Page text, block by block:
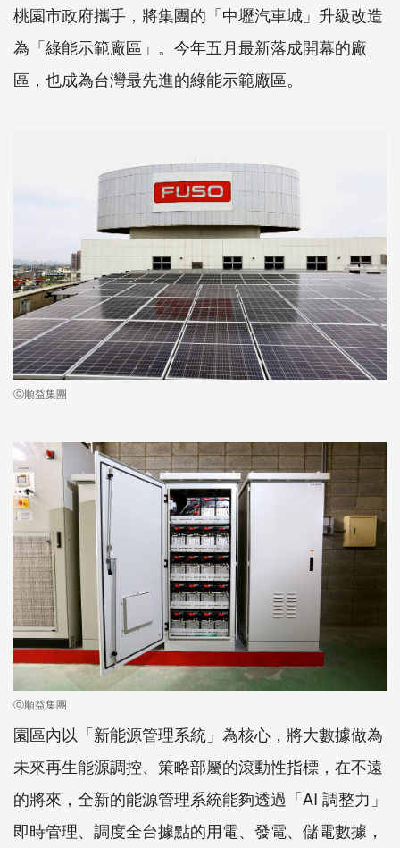
桃園市政府攜手，將集團的「中壢汽車城」升級改造
為「綠能示範廠區」。今年五月最新落成開幕的廠
區，也成為台灣最先進的綠能示範廠區。
ⓒ順益集團
ⓒ順益集團
園區內以「新能源管理系統」為核心，將大數據做為
未來再生能源調控、策略部屬的滾動性指標，在不遠
的將來，全新的能源管理系統能夠透過「AI 調整力」
即時管理、調度全台據點的用電、發電、儲電數據，